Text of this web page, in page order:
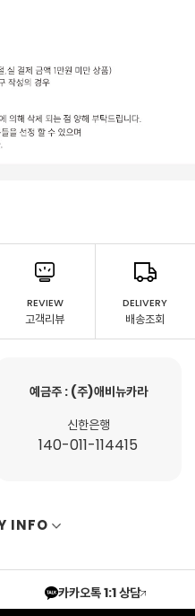
REVIEW
고객리뷰
DELIVERY
배송조회
예금주 : (주)애비뉴카라
신한은행
140-011-114415
INFO
카카오톡 1:1 상담